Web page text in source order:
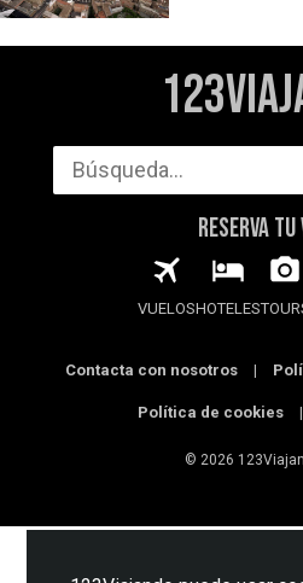
RESERVA TU
VUELOSHOTELES
Contacta con nosotros |
Política de cookies |
© 2026